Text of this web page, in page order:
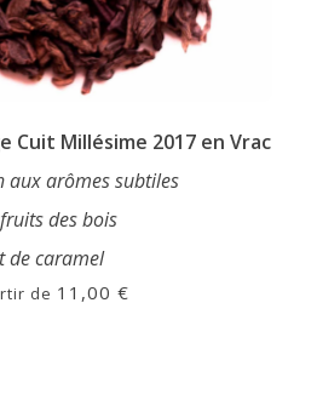
Cuit Millésime 2017 en Vrac
aux arômes subtiles
des bois
de caramel
de 11,00 €